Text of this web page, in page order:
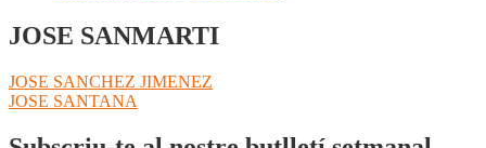
JOSE SANMARTI
Navegació
d'entrades
Entrada
anterior:
JOSE SANCHEZ JIMENEZ
Pròxima
JOSE SANTANA